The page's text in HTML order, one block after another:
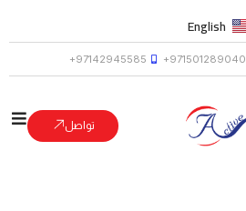
971501289040+
97142945585+
English
تواصل